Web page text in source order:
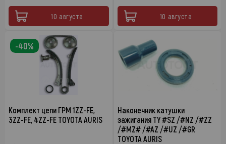
10 августа 10 августа
Комплект цепи ГРМ 1ZZ-FE,
3ZZ-FE, 4ZZ-FE TOYOTA AURIS
-40%
Наконечник катушки
зажигания TY #SZ /#NZ /#ZZ
/#MZ# /#AZ /#UZ /#GR
TOYOTA AURIS